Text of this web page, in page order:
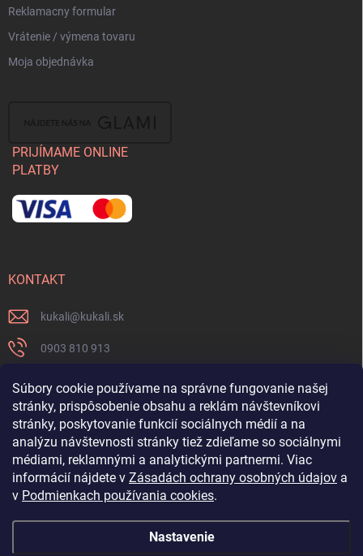
Súbory cookie používame na správne fungovanie našej
stránky, prispôsobenie obsahu a reklám návštevníkovi
stránky, poskytovanie funkcií sociálnych médií a na
analýzu návštevnosti stránky tiež zdieľame so sociálnymi
médiami, reklamnými a analytickými partnermi. Viac
informácií nájdete v Zásadách ochrany osobných údajov a
v Podmienkach používania cookies.
Nastavenie
Reklamacny formular
Vrátenie / výmena tovaru
Moja objednávka
PRIJÍMAME ONLINE
PLATBY
KONTAKT
kukali@kukali.sk
0903 810 913
Nenechajte si ujsť novinky a sledujte nás na FB
kukalishop